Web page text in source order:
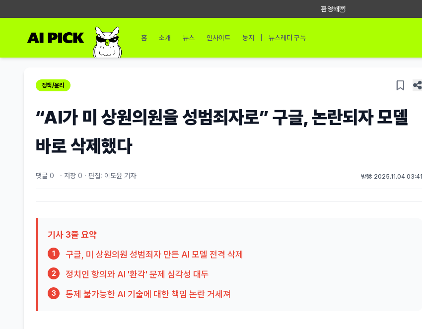
환영해🦉
홈 소개 뉴스 인사이트 둥지 뉴스레터 구독
정책/윤리
“AI가 미 상원의원을 성범죄자로” 구글, 논란되자 모델
바로 삭제했다
댓글 0 · 저장 0 · 편집: 이도윤 기자 발행: 2025.11.04 03:41
기사 3줄 요약
1 구글, 미 상원의원 성범죄자 만든 AI 모델 전격 삭제
2 정치인 항의와 AI '환각' 문제 심각성 대두
3 통제 불가능한 AI 기술에 대한 책임 논란 거세져